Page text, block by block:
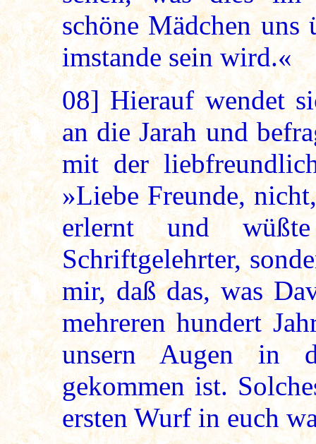
schöne Mädchen uns
imstande sein wird.«
08] Hierauf wendet
an die Jarah und
mit der
»Liebe Freunde,
erlernt und
Schriftgelehrter,
mir, daß das, was
mehreren hundert
unsern Augen in
gekommen ist.
ersten Wurf in euch